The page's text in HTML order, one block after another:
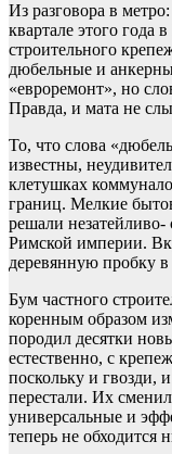
Из разговора в
квартале этого года
строительного
дюбельные и
«евроремонт», но
Правда, и мата не
То, что слова
известны,
клетушках
границ. Мелкие
решали незатейливо-
Римской империи.
деревянную пробку
Бум частного
коренным образом
породил десятки
естественно, с
поскольку и гвозди,
перестали. Их
универсальные и
теперь не обходится